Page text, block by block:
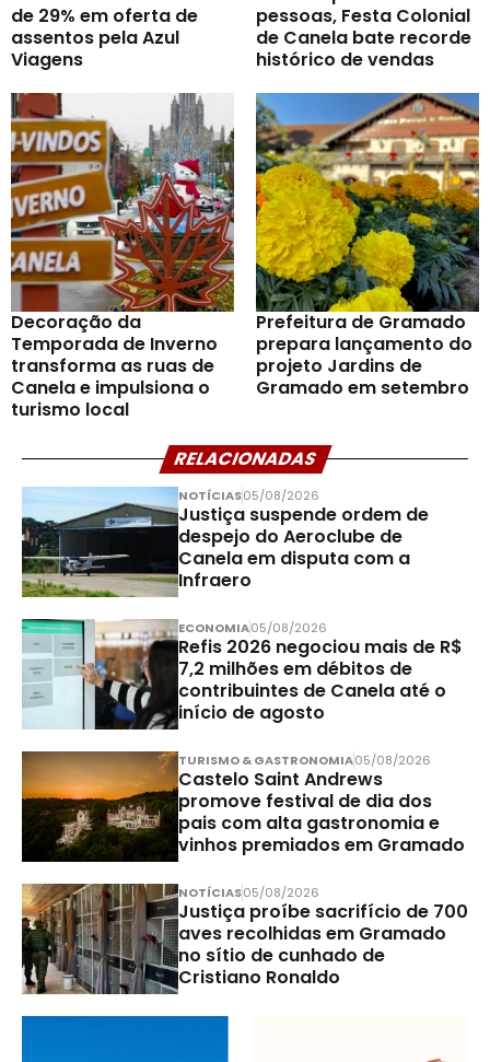
de 29% em oferta de
assentos pela Azul
Viagens
pessoas, Festa Colonial
de Canela bate recorde
histórico de vendas
Decoração da
Temporada de Inverno
transforma as ruas de
Canela e impulsiona o
turismo local
Prefeitura de Gramado
prepara lançamento do
projeto Jardins de
Gramado em setembro
RELACIONADAS
NOTÍCIAS05/08/2026
Justiça suspende ordem de
despejo do Aeroclube de
Canela em disputa com a
Infraero
ECONOMIA05/08/2026
Refis 2026 negociou mais de R$
7,2 milhões em débitos de
contribuintes de Canela até o
início de agosto
TURISMO & GASTRONOMIA05/08/2026
Castelo Saint Andrews
promove festival de dia dos
pais com alta gastronomia e
vinhos premiados em Gramado
NOTÍCIAS05/08/2026
Justiça proíbe sacrifício de 700
aves recolhidas em Gramado
no sítio de cunhado de
Cristiano Ronaldo